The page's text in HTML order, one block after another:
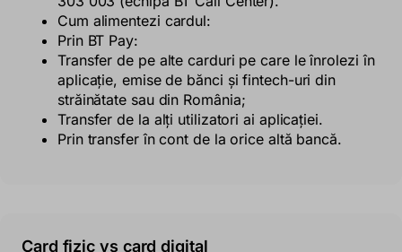
Cum alimentezi cardul:
Prin BT Pay:
Transfer de pe alte carduri pe care le înrolezi în
aplicație, emise de bănci și fintech-uri din
străinătate sau din România;
Transfer de la alți utilizatori ai aplicației.
Prin transfer în cont de la orice altă bancă.
Card fizic vs card digital